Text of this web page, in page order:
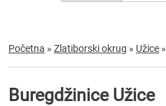
Početna » Zlatiborski okrug » Užice »
Buregdžinice Užice